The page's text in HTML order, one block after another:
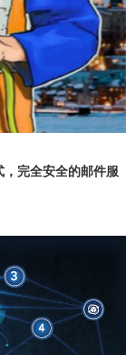
完全安全的邮件服